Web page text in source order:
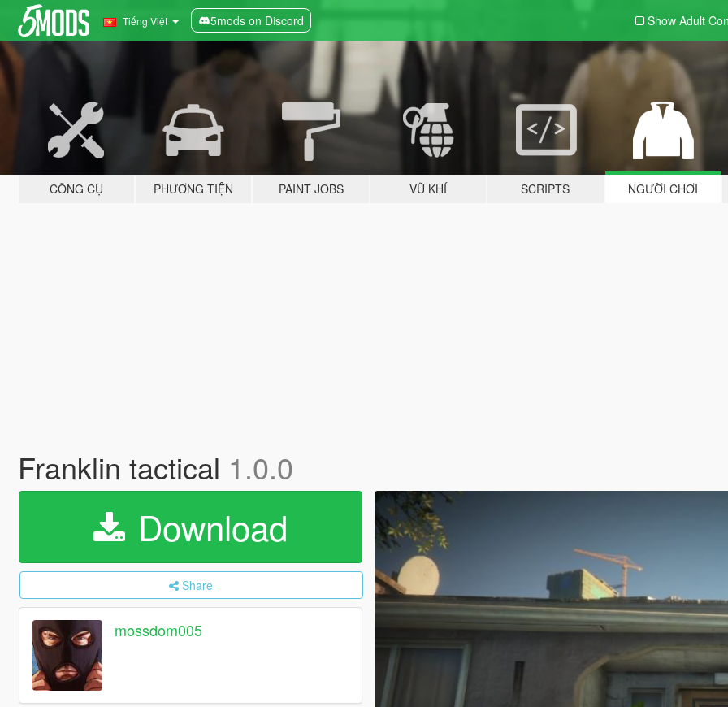
Tiếng Việt 5mods on Discord Show Adult
CÔNG CỤ PHƯƠNG TIỆN PAINT JOBS VŨ KHÍ SCRIPTS NGƯỜI CHƠI
Franklin tactical 1.0.0
Download
Share
mossdom005